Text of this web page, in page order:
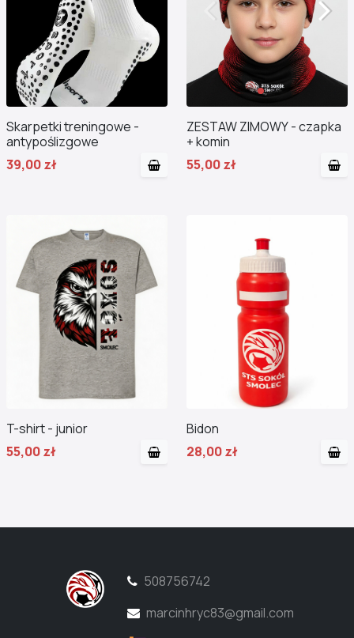
Skarpetki treningowe -
antypoślizgowe
39,00 zł
ZESTAW ZIMOWY - czapka
+ komin
55,00 zł
T-shirt - junior
55,00 zł
Bidon
28,00 zł
508756742
marcinhryc83@gmail.com